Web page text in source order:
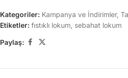
Kategoriler: Kampanya ve İndirimler,
Etiketler: fıstıklı lokum sebahat lokum
Paylaş: